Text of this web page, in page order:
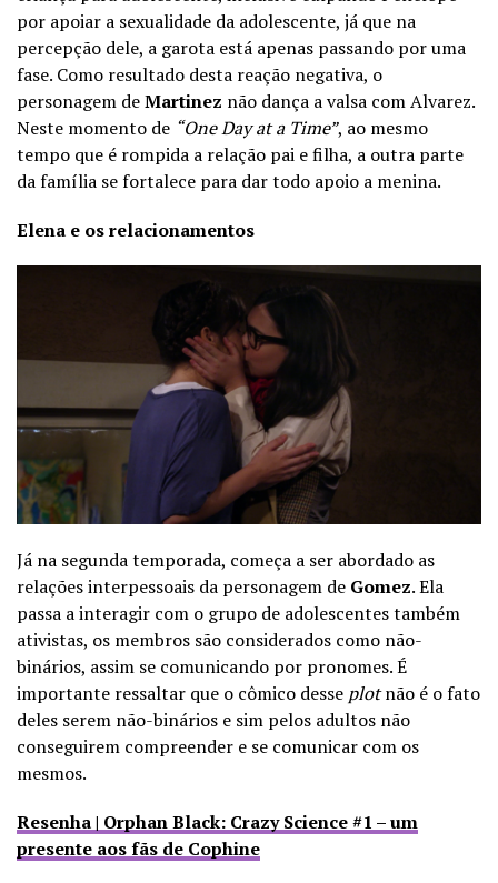
por apoiar a sexualidade da adolescente, já que na
percepção dele, a garota está apenas passando por uma
fase. Como resultado desta reação negativa, o
personagem deMartinez não dança a valsa com Alvarez.
Neste momento de “One Day at a Time”, ao mesmo
tempo que é rompida a relação pai e filha, a outra parte
da família se fortalece para dar todo apoio a menina.
Elena e os relacionamentos
Já na segunda temporada, começa a ser abordado as
relações interpessoais da personagem de Gomez. Ela
passa a interagir com o grupo de adolescentes também
ativistas, os membros são considerados como não-
binários, assim se comunicando por pronomes. É
importante ressaltar que o cômico desse plotnão é o fato
deles serem não-binários e sim pelos adultos não
conseguirem compreender e se comunicar com os
mesmos.
Resenha | Orphan Black: Crazy Science #1 – um
presente aos fãs de Cophine